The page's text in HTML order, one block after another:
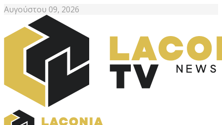
Αυγούστου 09, 2026